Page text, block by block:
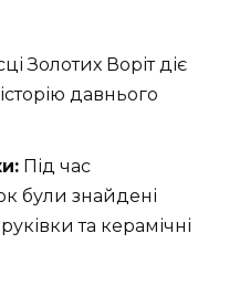
Золотих Воріт діє
давнього
Під час
були знайдені
та керамічні